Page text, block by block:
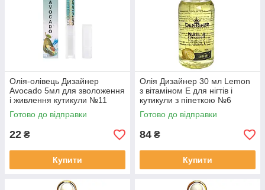
Олія-олівець Дизайнер
Avocado 5мл для зволоження
і живлення кутикули №11
Готово до відправки
22 ₴
Купити
Олія Дизайнер 30 мл Lemon
з вітаміном Е для нігтів і
кутикули з піпеткою №6
Готово до відправки
84 ₴
Купити